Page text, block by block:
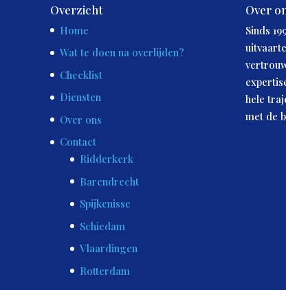
Overzicht
Home
Wat te doen na overlijden?
Checklist
Diensten
Over ons
Contact
Ridderkerk
Barendrecht
Spijkenisse
Schiedam
Vlaardingen
Rotterdam
Over
Sinds
hele
met de